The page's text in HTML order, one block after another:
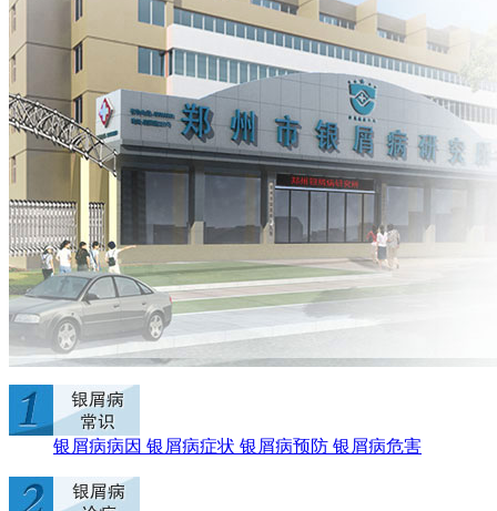
银屑病病因 银屑病症状 银屑病预防 银屑病危害